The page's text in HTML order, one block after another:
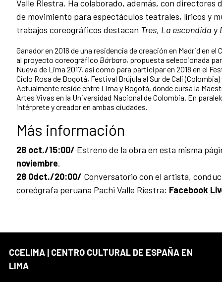
Valle Riestra. Ha colaborado, además, con directores
de movimiento para espectáculos teatrales, líricos y
trabajos coreográficos destacan Tres, La escondida y
Ganador en 2016 de una residencia de creación en Madrid en el
al proyecto coreográfico Bárbaro, propuesta seleccionada
Nueva de Lima 2017, así como para participar en 2018 en el
Ciclo Rosa de Bogotá, Festival Brújula al Sur de Cali
Actualmente reside entre Lima y Bogotá, donde cursa la
Artes Vivas en la Universidad Nacional de Colombia. En
intérprete y creador en ambas ciudades.
Más información
28 oct./15:00/ Estreno de la obra en esta misma
noviembre.
28 0dct./20:00/ Conversatorio con el artista,
coreógrafa peruana Pachi Valle Riestra: Facebook
CCELIMA | CENTRO CULTURAL DE ESPAÑA EN
LIMA